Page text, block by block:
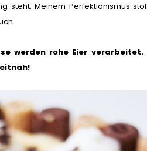
steht. Meinem Perfektionismus
werden rohe Eier